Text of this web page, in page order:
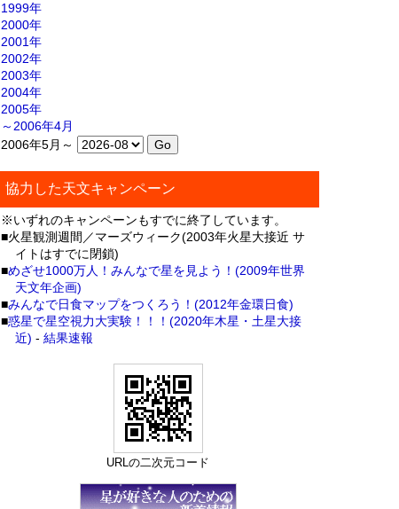
1999年
2000年
2001年
2002年
2003年
2004年
2005年
～2006年4月
2006年5月～
協力した天文キャンペーン
※いずれのキャンペーンもすでに終了しています。
■火星観測週間／マーズウィーク(2003年火星大接近 サ
イトはすでに閉鎖)
■めざせ1000万人！みんなで星を見よう！(2009年世界
天文年企画)
■みんなで日食マップをつくろう！(2012年金環日食)
■惑星で星空視力大実験！！！(2020年木星・土星大接
近) -結果速報
URLの二次元コード